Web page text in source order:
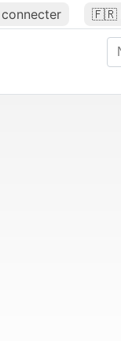
connecter 🇫🇷